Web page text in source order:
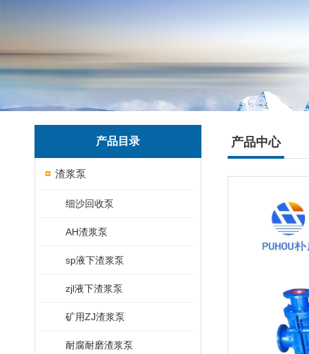
产品目录
渣浆泵
细沙回收泵
AH渣浆泵
sp液下渣浆泵
zjl液下渣浆泵
矿用ZJ渣浆泵
耐腐耐磨渣浆泵
产品中心